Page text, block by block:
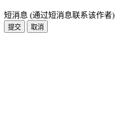
短消息 (通过短消息联系该作者)